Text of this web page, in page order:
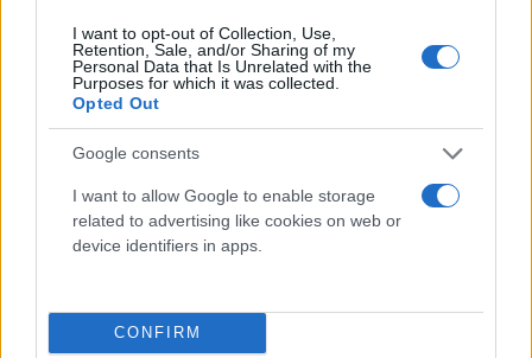
I want to opt-out of Collection, Use,
Retention, Sale, and/or Sharing of my
Personal Data that Is Unrelated with the
Purposes for which it was collected.
Opted Out
Google consents
I want to allow Google to enable storage
related to advertising like cookies on web or
device identifiers in apps.
CONFIRM
10:00 έως τις 21:00.
Σε ερώτηση τι γίνεται στην περίπτωση που είναι
ανεμβολίαστοι ο ιδιοκτήτες ή οι εργαζόμενοι
εμπορικών ή ψυχαγωγικών επιχειρήσεων ο γενικός
γραμματέας υπογράμμισε ότι κι αυτοί ακολουθούν
τους κανόνες του εργαστηριακού ελέγχου και
γίνονται σε όλους συνεπώς και για τους
εργαζόμενους των επιχειρήσεων που ελέγχονται.